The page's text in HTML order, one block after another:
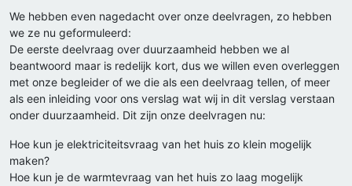
We hebben even nagedacht over onze deelvragen, zo hebben
we ze nu geformuleerd:
De eerste deelvraag over duurzaamheid hebben we al
beantwoord maar is redelijk kort, dus we willen even overleggen
met onze begleider of we die als een deelvraag tellen, of meer
als een inleiding voor ons verslag wat wij in dit verslag verstaan
onder duurzaamheid. Dit zijn onze deelvragen nu:
Hoe kun je elektriciteitsvraag van het huis zo klein mogelijk
maken?
Hoe kun je de warmtevraag van het huis zo laag mogelijk